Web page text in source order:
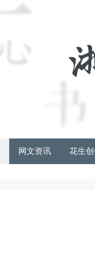
网文资讯 花生